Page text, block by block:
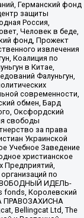
Германский фонд
защиты
Россия,
Человек в беде,
фонд, Прожект
извлечения
Коалиция по
в Китае,
Фалуньгун,
современности,
обмен, Бард
Оксфордский
свободы
за права
Украинской
Учебное Заведение
христианское
Предприятий,
по
ИДЕЛЬ-
fonds, Королевский
ПРАВОЗАХИСНА
Bellingcat Ltd, The